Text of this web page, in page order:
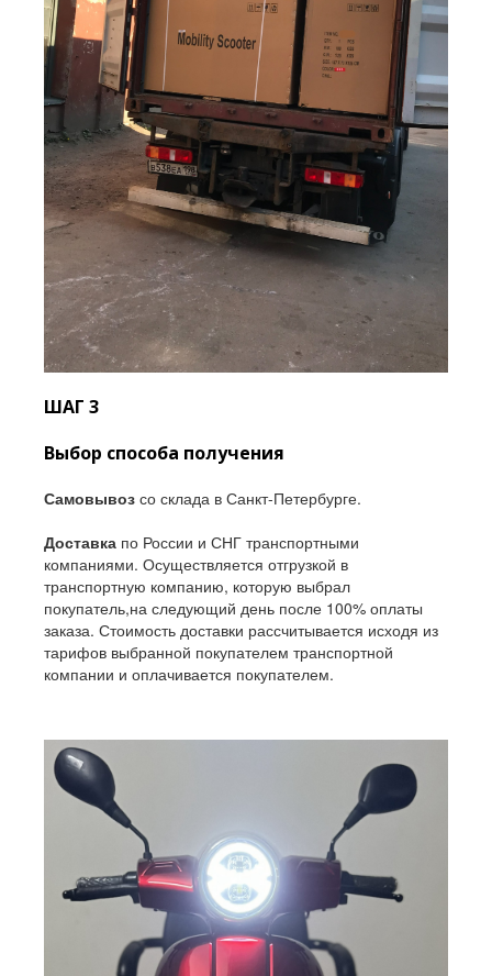
ШАГ 3
Выбор способа получения
Самовывоз со склада в Санкт-Петербурге.
Доставка по России и СНГ транспортными
компаниями. Осуществляется отгрузкой в
транспортную компанию, которую выбрал
покупатель,на следующий день после 100% оплаты
заказа. Стоимость доставки рассчитывается исходя из
тарифов выбранной покупателем транспортной
компании и оплачивается покупателем.